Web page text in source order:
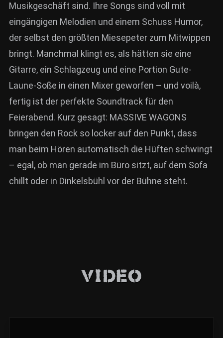
Musikgeschäft sind. Ihre Songs sind voll mit
eingängigen Melodien und einem Schuss Humor,
der selbst den größten Miesepeter zum Mitwippen
bringt. Manchmal klingt es, als hätten sie eine
Gitarre, ein Schlagzeug und eine Portion Gute-
Laune-Soße in einen Mixer geworfen – und voilà,
fertig ist der perfekte Soundtrack für den
Feierabend. Kurz gesagt: MASSIVE WAGONS
bringen den Rock so locker auf den Punkt, dass
man beim Hören automatisch die Hüften schwingt
– egal, ob man gerade im Büro sitzt, auf dem Sofa
chillt oder in Dinkelsbühl vor der Bühne steht.
Video